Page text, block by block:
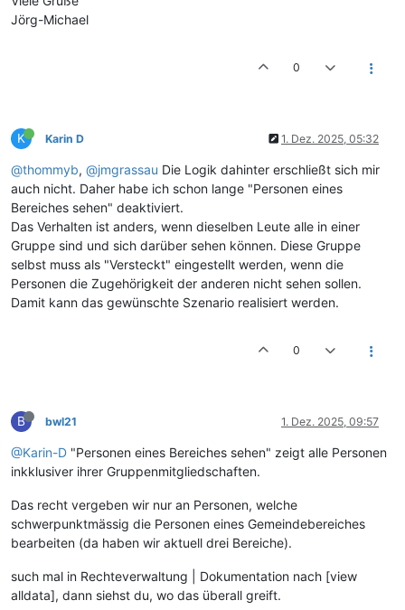
Jörg-Michael
0
K Karin D 1. Dez. 2025, 05:32
@thommyb, @jmgrassau Die Logik dahinter erschließt sich mir
auch nicht. Daher habe ich schon lange "Personen eines
Bereiches sehen" deaktiviert.
Das Verhalten ist anders, wenn dieselben Leute alle in einer
Gruppe sind und sich darüber sehen können. Diese Gruppe
selbst muss als "Versteckt" eingestellt werden, wenn die
Personen die Zugehörigkeit der anderen nicht sehen sollen.
Damit kann das gewünschte Szenario realisiert werden.
0
B bwl21 1. Dez. 2025, 09:57
@Karin-D "Personen eines Bereiches sehen" zeigt alle Personen
inkklusiver ihrer Gruppenmitgliedschaften.
Das recht vergeben wir nur an Personen, welche
schwerpunktmässig die Personen eines Gemeindebereiches
bearbeiten (da haben wir aktuell drei Bereiche).
such mal in Rechteverwaltung | Dokumentation nach [view
alldata], dann siehst du, wo das überall greift.